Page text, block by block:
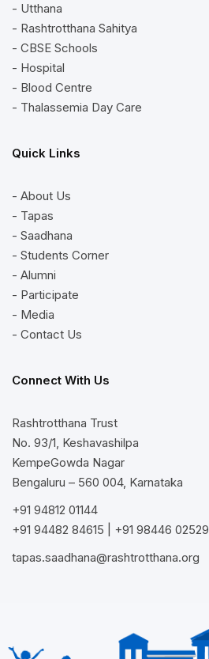
- Utthana
- Rashtrotthana Sahitya
- CBSE Schools
- Hospital
- Blood Centre
- Thalassemia Day Care
Quick Links
- About Us
- Tapas
- Saadhana
- Students Corner
- Alumni
- Participate
- Media
- Contact Us
Connect With Us
Rashtrotthana Trust
No. 93/1, Keshavashilpa
KempeGowda Nagar
Bengaluru – 560 004, Karnataka
+91 94812 01144
+91 94482 84615
+91 98446 02529
tapas.saadhana@rashtrotthana.org